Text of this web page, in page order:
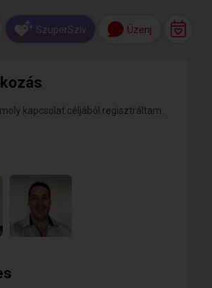
SzuperSzív Üzenj
kapcsolat céljából regisztráltam.